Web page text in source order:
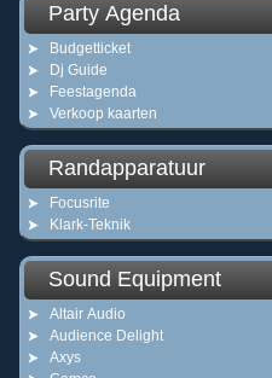
Party Agenda
Budgetticket
Dj Guide
Feestagenda
Verkoop kaarten
Randapparatuur
Focusrite
Klark-Teknik
Sound Equipment
Altair Audio
Audience Delight
Axys